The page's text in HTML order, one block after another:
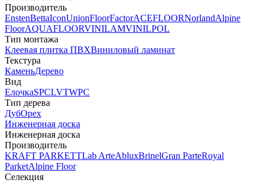
Производитель
EnstenBettaIconUnionFloorFactorACEFLOORNorlandAlpine
FloorAQUAFLOORVINILAMVINILPOL
Тип монтажа
Клеевая плитка ПВХВиниловый ламинат
Текстура
КаменьДерево
Вид
ЕлочкаSPCLVTWPC
Тип дерева
ДубОрех
Инженерная доска
Инженерная доска
Производитель
KRAFT PARKETTLab ArteAbluxBrinelGran ParteRoyal
ParketAlpine Floor
Селекция